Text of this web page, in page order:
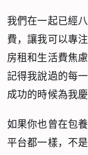
我們在一起已經
費，讓我可以專
房租和生活費焦
記得我說過的每
成功的時候為我慶
如果你也曾在包
平台都一樣，不